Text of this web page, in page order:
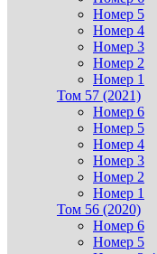
Номер 5
Номер 4
Номер 3
Номер 2
Номер 1
Том 57 (2021)
Номер 6
Номер 5
Номер 4
Номер 3
Номер 2
Номер 1
Том 56 (2020)
Номер 6
Номер 5